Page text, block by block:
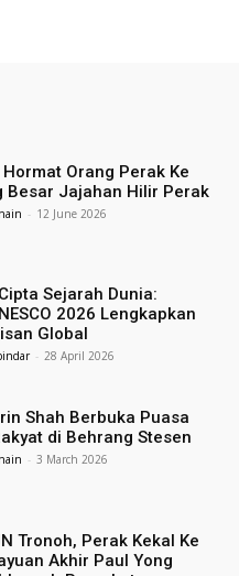
Orang Perak Ke
Besar Jajahan Hilir Perak
- 12 June 2026
Sejarah Dunia:
2026 Lengkapkan
Global
- 28 April 2026
Shah Berbuka Puasa
di Behrang Stesen
- 3 March 2026
Tronoh, Perak Kekal Ke
Akhir Paul Yong